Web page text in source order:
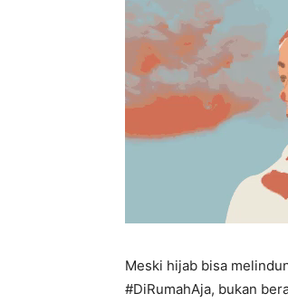
Meski hijab bisa
#DiRumahAja, bukan